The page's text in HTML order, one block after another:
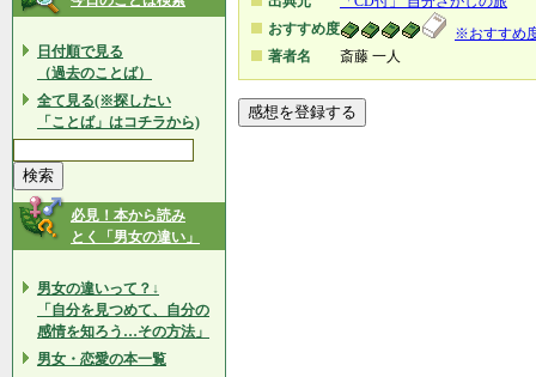
日付順で見る
（過去のことば）
全て見る(※探したい
「ことば」はコチラから)
必見！本から読み
とく「男女の違い」
男女の違いって？↓
「自分を見つめて、自分の
感情を知ろう…その方法」
男女・恋愛の本一覧
おすすめ度
※おすすめ
著者名
斎藤 一人